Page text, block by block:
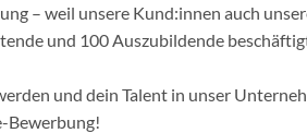
– weil unsere Kund:innen auch
und 100 Auszubildende
und dein Talent in unser
Bewerbung!